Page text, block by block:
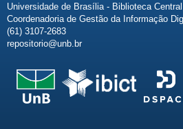
Universidade de Brasília - Biblioteca Central
Coordenadoria de Gestão da Informação
(61) 3107-2683
repositorio@unb.br